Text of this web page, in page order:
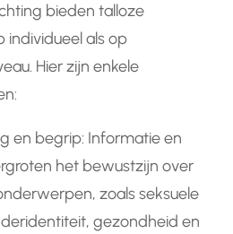
bieden talloze
individueel als op
Hier zijn enkele
en begrip: Informatie en
het bewustzijn over
zoals seksuele
gezondheid en